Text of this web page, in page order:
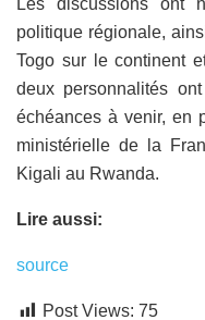
politique régionale,
Togo sur le continent
deux personnalités
échéances à venir, en
ministérielle de la
Kigali au Rwanda.
Lire aussi:
source
Post Views: 75